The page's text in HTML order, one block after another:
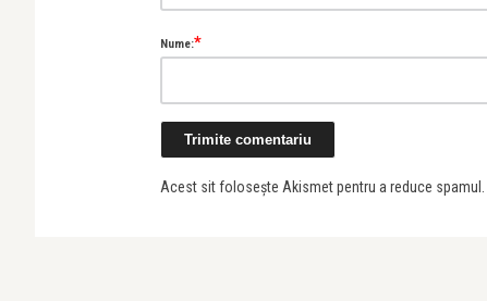
Nume:*
Acest sit folosește Akismet pentru a reduce spamul.